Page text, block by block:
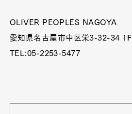
OLIVER PEOPLES NAGOYA
愛知県名古屋市中区栄3-32-34 1F
TEL:05-2253-5477